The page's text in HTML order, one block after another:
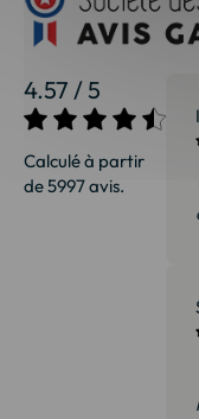
4.57 / 5
Calculé à partir
de 5997 avis.